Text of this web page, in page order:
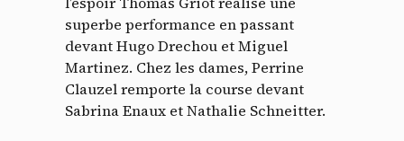
superbe performance en passant
devant Hugo Drechou et Miguel
Martinez. Chez les dames, Perrine
Clauzel remporte la course devant
Sabrina Enaux et Nathalie Schneitter.